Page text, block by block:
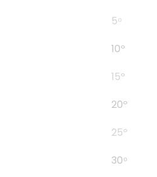
5 ͦ
10º
15º
20º
25º
30 ͦ